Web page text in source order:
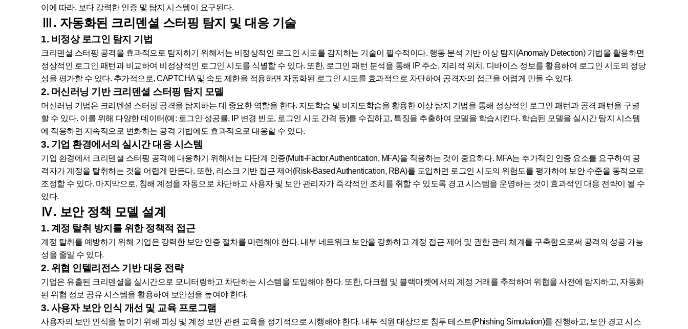
이에 따라, 보다 강력한 인증 및 탐지 시스템이 요구된다.
Ⅲ. 자동화된 크리덴셜 스터핑 탐지 및 대응 기술
1. 비정상 로그인 탐지 기법
크리덴셜 스터핑 공격을 효과적으로 탐지하기 위해서는 비정상적인 로그인 시도를 감지하는 기술이 필수적이다. 행동 분석 기반 이상 탐지(Anomaly Detection) 기법을 활용하면
정상적인 로그인 패턴과 비교하여 비정상적인 로그인 시도를 식별할 수 있다. 또한, 로그인 패턴 분석을 통해 IP 주소, 지리적 위치, 디바이스 정보를 활용하여 로그인 시도의 정당
성을 평가할 수 있다. 추가적으로, CAPTCHA 및 속도 제한을 적용하면 자동화된 로그인 시도를 효과적으로 차단하여 공격자의 접근을 어렵게 만들 수 있다.
2. 머신러닝 기반 크리덴셜 스터핑 탐지 모델
머신러닝 기법은 크리덴셜 스터핑 공격을 탐지하는 데 중요한 역할을 한다. 지도학습 및 비지도학습을 활용한 이상 탐지 기법을 통해 정상적인 로그인 패턴과 공격 패턴을 구별
할 수 있다. 이를 위해 다양한 데이터(예: 로그인 성공률, IP 변경 빈도, 로그인 시도 간격 등)를 수집하고, 특징을 추출하여 모델을 학습시킨다. 학습된 모델을 실시간 탐지 시스템
에 적용하면 지속적으로 변화하는 공격 기법에도 효과적으로 대응할 수 있다.
3. 기업 환경에서의 실시간 대응 시스템
기업 환경에서 크리덴셜 스터핑 공격에 대응하기 위해서는 다단계 인증(Multi-Factor Authentication, MFA)을 적용하는 것이 중요하다. MFA는 추가적인 인증 요소를 요구하여 공
격자가 계정을 탈취하는 것을 어렵게 만든다. 또한, 리스크 기반 접근 제어(Risk-Based Authentication, RBA)를 도입하면 로그인 시도의 위험도를 평가하여 보안 수준을 동적으로
조정할 수 있다. 마지막으로, 침해 계정을 자동으로 차단하고 사용자 및 보안 관리자가 즉각적인 조치를 취할 수 있도록 경고 시스템을 운영하는 것이 효과적인 대응 전략이 될 수
있다.
Ⅳ. 보안 정책 모델 설계
1. 계정 탈취 방지를 위한 정책적 접근
계정 탈취를 예방하기 위해 기업은 강력한 보안 인증 절차를 마련해야 한다. 내부 네트워크 보안을 강화하고 계정 접근 제어 및 권한 관리 체계를 구축함으로써 공격의 성공 가능
성을 줄일 수 있다.
2. 위협 인텔리전스 기반 대응 전략
기업은 유출된 크리덴셜을 실시간으로 모니터링하고 차단하는 시스템을 도입해야 한다. 또한, 다크웹 및 블랙마켓에서의 계정 거래를 추적하여 위협을 사전에 탐지하고, 자동화
된 위협 정보 공유 시스템을 활용하여 보안성을 높여야 한다.
3. 사용자 보안 인식 개선 및 교육 프로그램
사용자의 보안 인식을 높이기 위해 피싱 및 계정 보안 관련 교육을 정기적으로 시행해야 한다. 내부 직원 대상으로 침투 테스트(Phishing Simulation)를 진행하고, 보안 경고 시스